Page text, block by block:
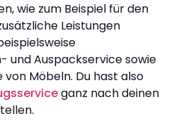
wie zum Beispiel für den
Leistungen
und Auspackservice sowie
Möbeln. Du hast also
ganz nach deinen